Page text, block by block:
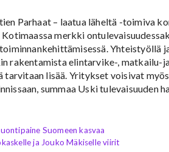
Parhaat – laatua läheltä -toimiva
Kotimaassa merkki
Yhteistyöllä
rakentamista elintarvike-, matkailu-
tarvitaan lisää. Yritykset voisivat
summaa Uski tulevaisuuden
Suomeen kasvaa
ja Jouko Mäkiselle viirit